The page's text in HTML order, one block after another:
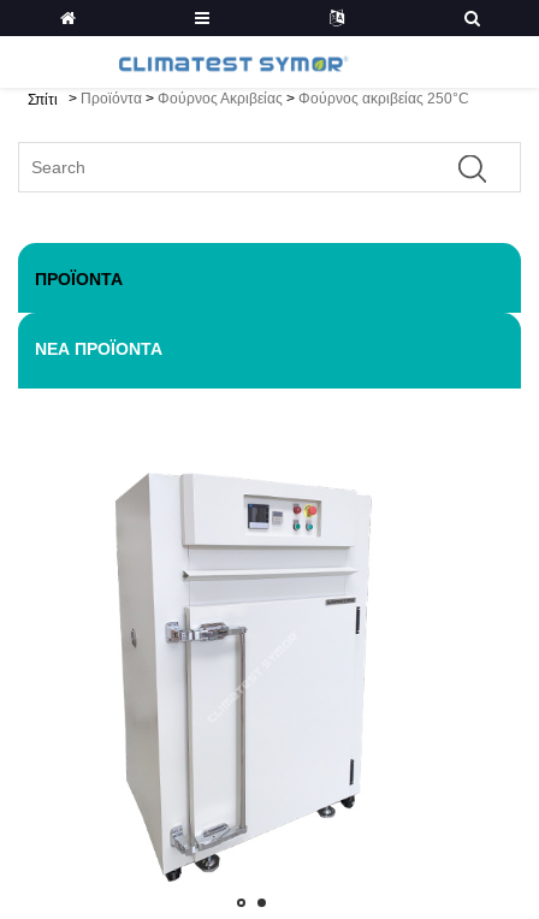
Σπίτι > Προϊόντα > Φούρνος Ακριβείας > Φούρνος ακριβείας 250°C
ΠΡΟΪΌΝΤΑ
ΝΈΑ ΠΡΟΪΌΝΤΑ